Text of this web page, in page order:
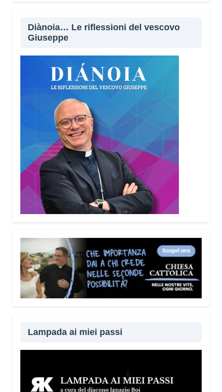
Diànoia… Le riflessioni del vescovo
Giuseppe
Lampada ai miei passi